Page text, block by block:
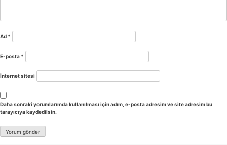
Ad *
E-posta *
İnternet sitesi
Daha sonraki yorumlarımda kullanılması için adım, e-posta adresim ve site adresim bu
tarayıcıya kaydedilsin.